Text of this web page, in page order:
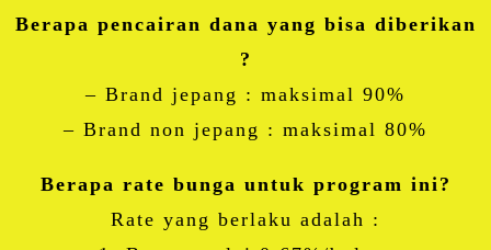
Berapa pencairan dana yang bisa diberikan
?
– Brand jepang : maksimal 90%
– Brand non jepang : maksimal 80%
Berapa rate bunga untuk program ini?
Rate yang berlaku adalah :